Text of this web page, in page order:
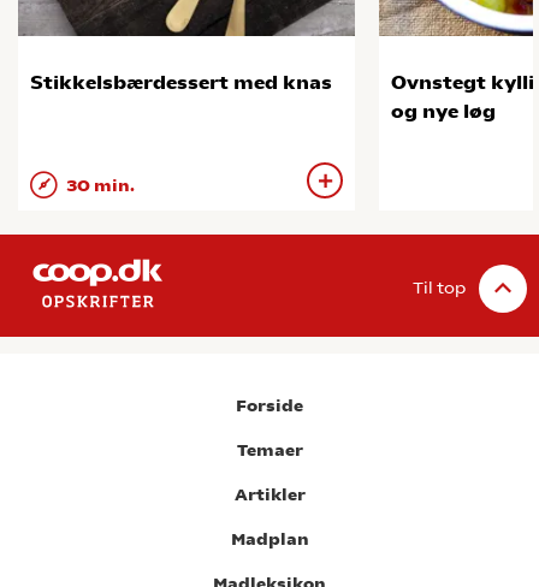
Stikkelsbærdessert med knas
30 min.
Ovnstegt
og nye løg
Til top
Forside
Temaer
Artikler
Madplan